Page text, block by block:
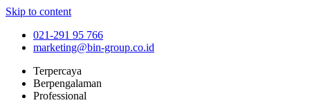
Skip to content
021-291 95 766
marketing@bin-group.co.id
Terpercaya
Berpengalaman
Professional